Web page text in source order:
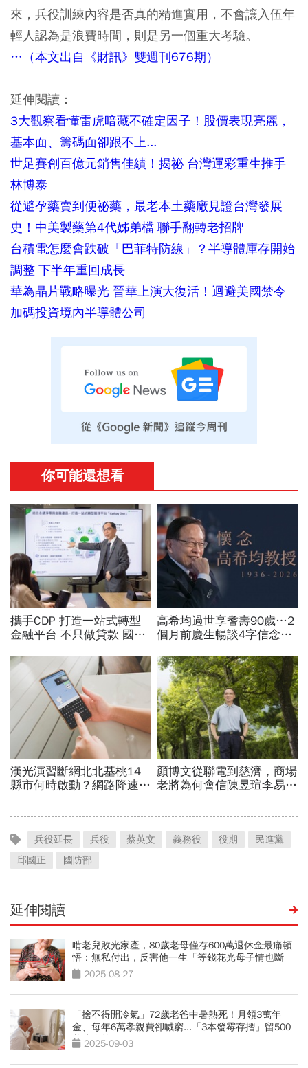
來，兵役訓練內容是否真的精進實用，不會讓入伍年
輕人認為是浪費時間，則是另一個重大考驗。
…（本文出自《財訊》雙週刊676期）
延伸閱讀：
3大觀察看懂雷虎暗藏不確定因子！股價表現亮麗，
基本面、籌碼面卻跟不上...
世足賽創百億元銷售佳績！揭祕 台灣運彩重生推手
林博泰
從避孕藥賣到便祕藥，最老本土藥廠見證台灣發展
史！中美製藥第4代姊弟檔 聯手翻轉老招牌
台積電怎麼會跌破「巴菲特防線」？半導體庫存開始
調整 下半年重回成長
華為晶片戰略曝光 晉華上演大復活！迴避美國禁令
加碼投資境內半導體公司
兵役延長 兵役 蔡英文 義務役 役期
民進黨
邱國正
國防部
延伸閱讀
啃老兒敗光家產，80歲老母僅存600萬退休金最痛頓
悟：無私付出，反害他一生「等錢花光母子情也斷
了」2025-08-27
「捨不得開冷氣」72歲老爸中暑熱死！月領3萬年
金、每年6萬孝親費卻喊窮...「3本發霉存摺」留500
萬遺產啟示
2025-09-03